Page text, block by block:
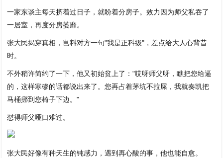
一家东谈主每天挤着过日子，就盼着分房子。效力因为师父私吞了
一居室，再度分房萎靡。
张大民揭穿真相，岂料对方一句"我是正科级"，差点给大人心背昔
时。
不外稍许简约了一下，他又初始贫上了："哎呀师父呀，瞧把您给逼
的，这样寒碜的话都说出来了。您再占着茅坑不拉屎，我就奏凯把
马桶挪到您椅子下边。"
怼得师父哑口难过。
张大民好像有种天生的钝感力，遇到再心酸的事，他也能自愈。